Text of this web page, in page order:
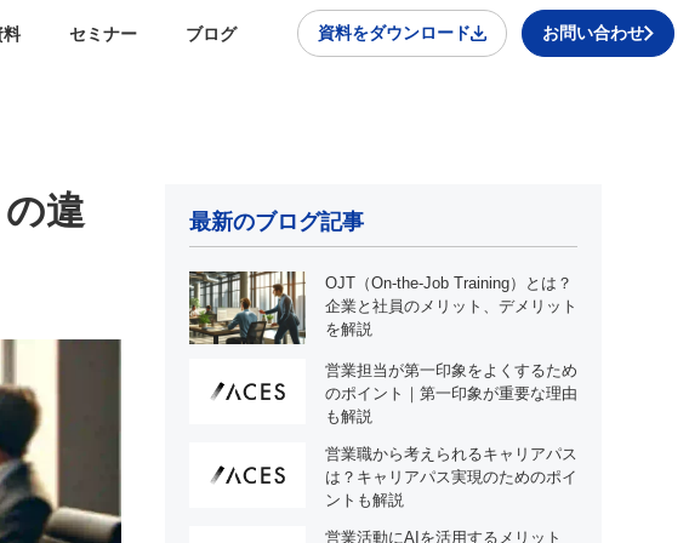
料 セミナー ブログ 資料をダウンロード お問い合わせ
違
最新のブログ記事
OJT（On-the-Job Training）とは？
企業と社員のメリット、デメリット
を解説
営業担当が第一印象をよくするため
のポイント｜第一印象が重要な理由
も解説
営業職から考えられるキャリアパス
は？キャリアパス実現のためのポイ
ントも解説
営業活動にAIを活用するメリット